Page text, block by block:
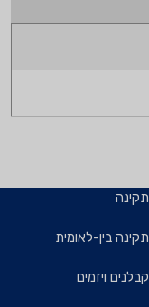
תקינה
תקינה בין-לאומית
קבלנים ויזמים